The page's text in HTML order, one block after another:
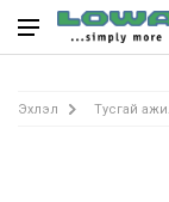
Эхлэл Тусгай